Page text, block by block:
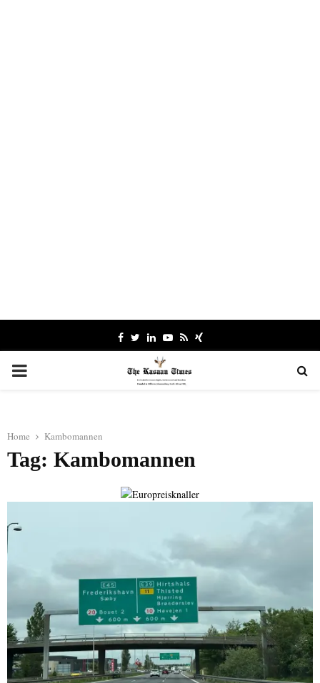
Facebook
TwitterLinkedinYoutube
RssXing
PRIMARY
Home Kambomannen
Tag: Kambomannen